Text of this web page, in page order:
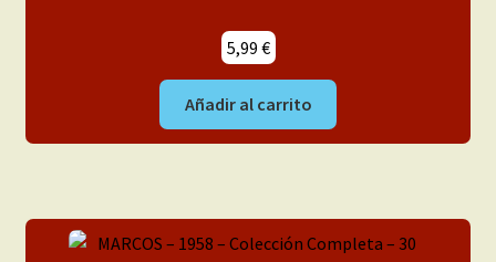
5,99 €
Añadir al carrito